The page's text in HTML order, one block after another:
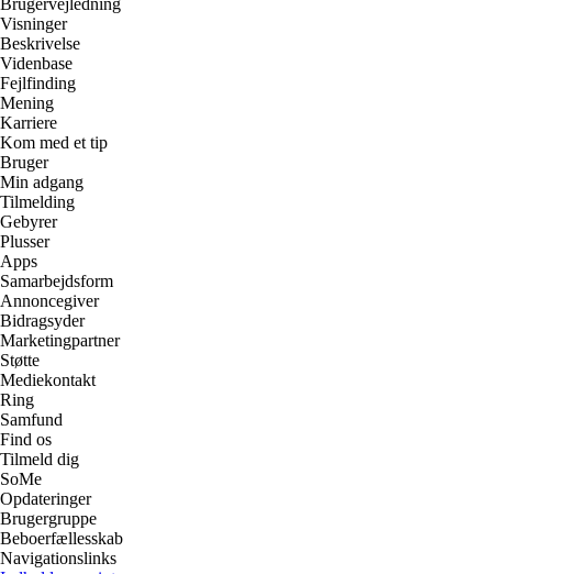
Visninger
Beskrivelse
Videnbase
Fejlfinding
Mening
Karriere
Kom med et tip
Bruger
Min adgang
Tilmelding
Gebyrer
Plusser
Apps
Samarbejdsform
Annoncegiver
Bidragsyder
Marketingpartner
Støtte
Mediekontakt
Ring
Samfund
Find os
Tilmeld dig
SoMe
Opdateringer
Brugergruppe
Beboerfællesskab
Navigationslinks